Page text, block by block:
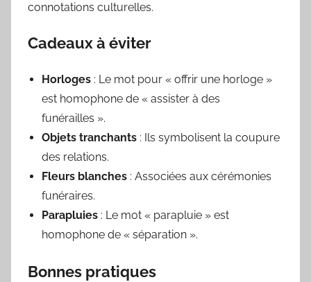
connotations culturelles.
Cadeaux à éviter
Horloges : Le mot pour « offrir une horloge »
est homophone de « assister à des
funérailles ».
Objets tranchants : Ils symbolisent la coupure
des relations.
Fleurs blanches : Associées aux cérémonies
funéraires.
Parapluies : Le mot « parapluie » est
homophone de « séparation ».
Bonnes pratiques